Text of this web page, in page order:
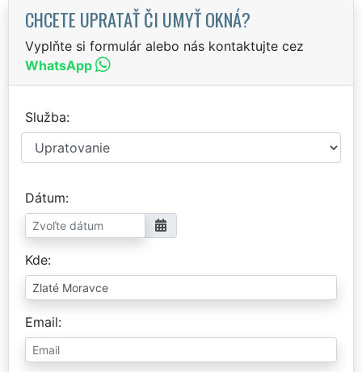
CHCETE UPRATAŤ ČI UMYŤ OKNÁ?
Vyplňte si formulár alebo nás kontaktujte cez
WhatsApp
Služba
Dátum
Kde
Email